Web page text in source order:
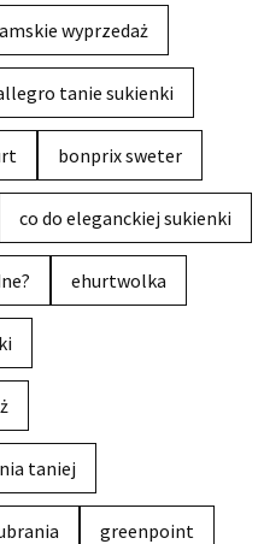
wyprzedaż
tanie sukienki
bonprix sweter
co do eleganckiej sukienki
ehurtwolka
taniej
greenpoint